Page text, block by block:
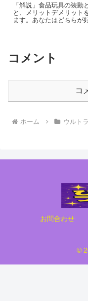
「解説」食品玩具の装動
と、メリットデメリット
ます。あなたはどちらが
コメント
コ
ホーム ウルト
お問合わせ
©